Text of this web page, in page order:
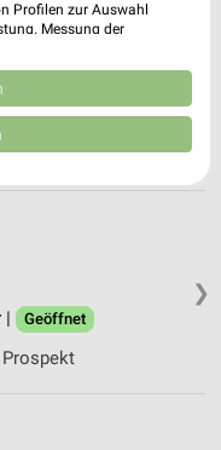
| Geöffnet
Prospekt
❯
|
Geöffnet
Prospekt
Profilen zur Auswahl
Messung der
Entwicklung und
Daten zur Auswahl
weitergegeben und in die